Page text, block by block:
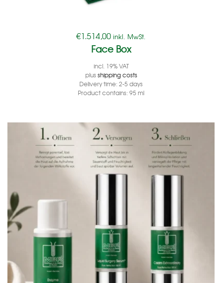
€1.514,00 inkl. MwSt.
Face Box
incl. 19% VAT
plusshipping costs
Delivery time: 2-5 days
Product contains: 95ml